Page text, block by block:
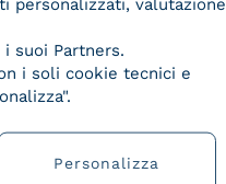
Service Provider e
personalizzati, valutazione
suoi Partners.
i soli cookie tecnici e
Personalizza